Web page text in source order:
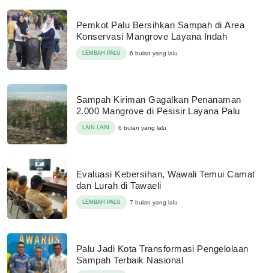
Pemkot Palu Bersihkan Sampah di Area
Konservasi Mangrove Layana Indah
LEMBAH PALU 6 bulan yang lalu
Sampah Kiriman Gagalkan Penanaman
2.000 Mangrove di Pesisir Layana Palu
LAIN LAIN 6 bulan yang lalu
Evaluasi Kebersihan, Wawali Temui Camat
dan Lurah di Tawaeli
LEMBAH PALU 7 bulan yang lalu
Palu Jadi Kota Transformasi Pengelolaan
Sampah Terbaik Nasional